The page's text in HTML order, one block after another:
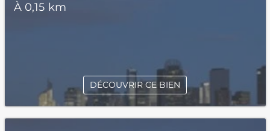
À 0,15 km
DÉCOUVRIR CE BIEN